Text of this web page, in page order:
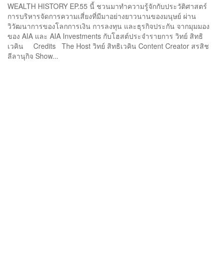
WEALTH HISTORY EP.55 นี้ ชวนมาทำความรู้จักกับประวัติศาสตร์
การบริหารจัดการความเสี่ยงที่มีมาอย่างยาวนานของมนุษย์ ผ่าน
วิวัฒนาการของโลกการเงิน การลงทุน และธุรกิจประกัน จากมุมมอง
ของ AIA และ AIA Investments กับโฮสต์ประจำรายการ วิทย์ สิทธิ
เวคิน Credits The Host วิทย์ สิทธิเวคิน Content Creator สรสิช
ลีลานุกิจ Show...